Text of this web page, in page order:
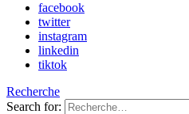
facebook
twitter
instagram
linkedin
tiktok
Recherche
Search for: